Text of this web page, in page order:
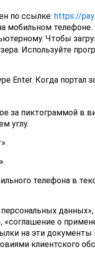
по ссылке: https://
мобильном
Чтобы
Используйте
Enter. Когда портал
за пиктограммой в
углу.
телефона в
«соглашение о
на эти
клиентского